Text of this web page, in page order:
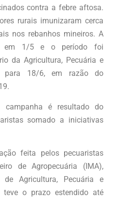
contra a febre aftosa.
rurais imunizaram cerca
nos rebanhos mineiros. A
em 1/5 e o período foi
da Agricultura, Pecuária e
para 18/6, em razão do
é resultado do
somado a iniciativas
feita pelos pecuaristas
de Agropecuária (IMA),
Agricultura, Pecuária e
teve o prazo estendido até